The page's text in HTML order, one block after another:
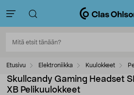
Etusivu Elektroniikka Kuulokkeet
Skullcandy Gaming Headset
XB Pelikuulokkeet